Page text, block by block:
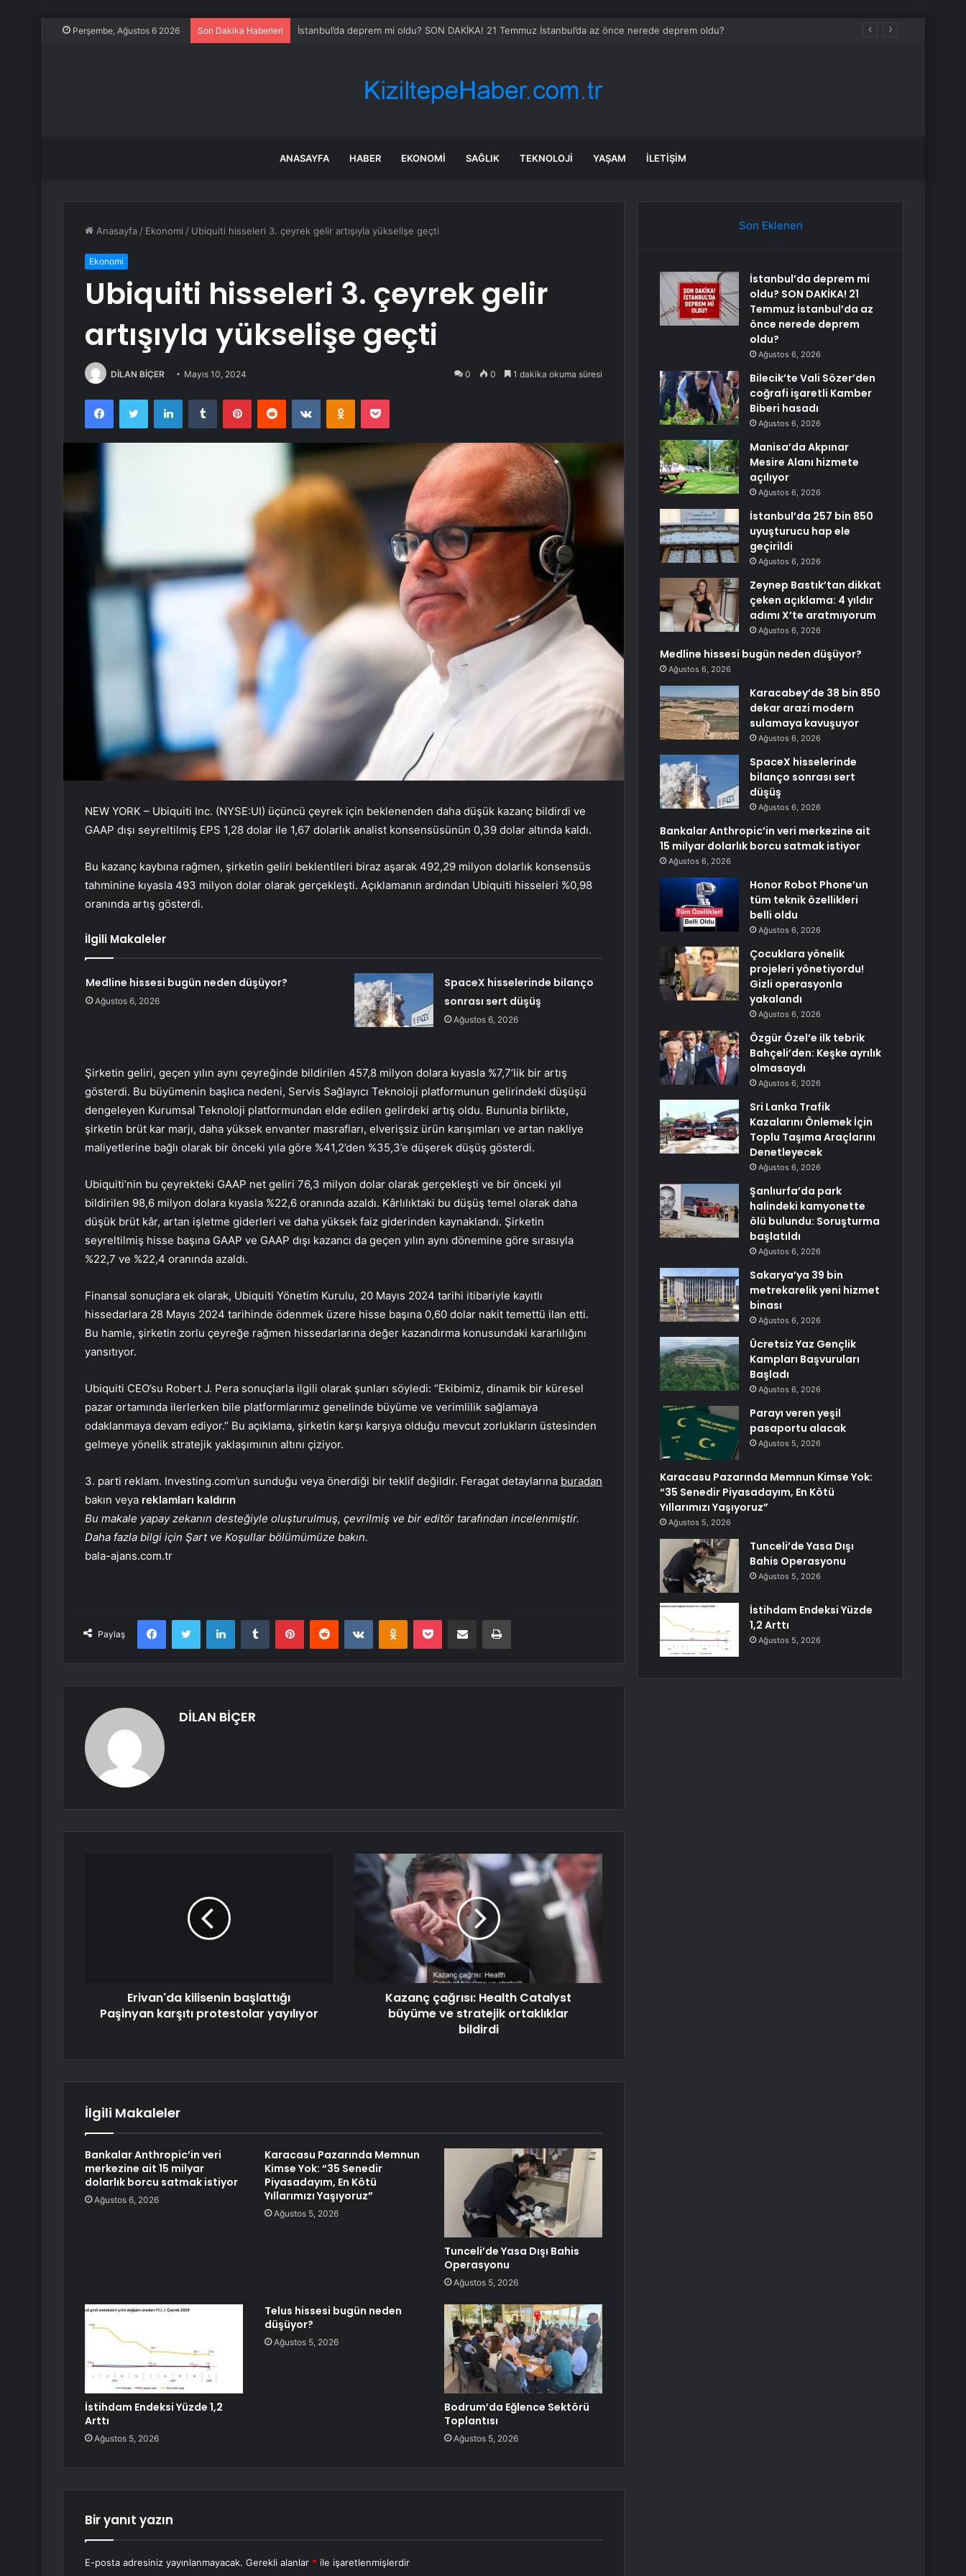
Perşembe, Ağustos 6 2026 Son Dakika Haberleri Bilecik’te Vali Sözer’den coğrafi işaretli Kamber Biberi hasadı
ANASAYFA HABER EKONOMI SAĞLIK TEKNOLOJI YAŞAM İLETIŞIM
Anasayfa / Ekonomi / Ubiquiti hisseleri 3. çeyrek gelir artışıyla yükselişe geçti
Ekonomi
Ubiquiti hisseleri 3. çeyrek gelir
artışıyla yükselişe geçti
DİLAN BİÇER Mayıs 10, 2024 0 0 1 dakika okuma süresi
FacebookTwitter LinkedInTumblr PinterestReddit VKontakteOdnoklassniki
Pocket
NEW YORK – Ubiquiti Inc. (NYSE:UI) üçüncü çeyrek için beklenenden daha düşük kazanç bildirdi ve
GAAP dışı seyreltilmiş EPS 1,28 dolar ile 1,67 dolarlık analist konsensüsünün 0,39 dolar altında kaldı.
Bu kazanç kaybına rağmen, şirketin geliri beklentileri biraz aşarak 492,29 milyon dolarlık konsensüs
tahminine kıyasla 493 milyon dolar olarak gerçekleşti. Açıklamanın ardından Ubiquiti hisseleri %0,98
oranında artış gösterdi.
İlgili Makaleler
Medline hissesi bugün neden düşüyor?
Ağustos 6, 2026
SpaceX hisselerinde bilanço
sonrası sert düşüş
Ağustos 6, 2026
Şirketin geliri, geçen yılın aynı çeyreğinde bildirilen 457,8 milyon dolara kıyasla %7,7’lik bir artış
gösterdi. Bu büyümenin başlıca nedeni, Servis Sağlayıcı Teknoloji platformunun gelirindeki düşüşü
dengeleyen Kurumsal Teknoloji platformundan elde edilen gelirdeki artış oldu. Bununla birlikte,
şirketin brüt kar marjı, daha yüksek envanter masrafları, elverişsiz ürün karışımları ve artan nakliye
maliyetlerine bağlı olarak bir önceki yıla göre %41,2’den %35,3’e düşerek düşüş gösterdi.
Ubiquiti’nin bu çeyrekteki GAAP net geliri 76,3 milyon dolar olarak gerçekleşti ve bir önceki yıl
bildirilen 98,6 milyon dolara kıyasla %22,6 oranında azaldı. Kârlılıktaki bu düşüş temel olarak daha
düşük brüt kâr, artan işletme giderleri ve daha yüksek faiz giderinden kaynaklandı. Şirketin
seyreltilmiş hisse başına GAAP ve GAAP dışı kazancı da geçen yılın aynı dönemine göre sırasıyla
%22,7 ve %22,4 oranında azaldı.
Finansal sonuçlara ek olarak, Ubiquiti Yönetim Kurulu, 20 Mayıs 2024 tarihi itibariyle kayıtlı
hissedarlara 28 Mayıs 2024 tarihinde ödenmek üzere hisse başına 0,60 dolar nakit temettü ilan etti.
Bu hamle, şirketin zorlu çeyreğe rağmen hissedarlarına değer kazandırma konusundaki kararlılığını
yansıtıyor.
Ubiquiti CEO’su Robert J. Pera sonuçlarla ilgili olarak şunları söyledi: “Ekibimiz, dinamik bir küresel
pazar ortamında ilerlerken bile platformlarımız genelinde büyüme ve verimlilik sağlamaya
odaklanmaya devam ediyor.” Bu açıklama, şirketin karşı karşıya olduğu mevcut zorlukların üstesinden
gelmeye yönelik stratejik yaklaşımının altını çiziyor.
3. parti reklam. Investing.com’un sunduğu veya önerdiği bir teklif değildir. Feragat detaylarına buradan
bakın veya reklamları kaldırın
Bu makale yapay zekanın desteğiyle oluşturulmuş, çevrilmiş ve bir editör tarafından incelenmiştir.
Daha fazla bilgi için Şart ve Koşullar bölümümüze bakın.
bala-ajans.com.tr
Paylaş
FacebookTwitter LinkedInTumblr PinterestReddit VKontakteOdnoklassniki
Pocket E-Posta ile paylaş Yazdır
DİLAN BİÇER
Erivan'da kilisenin başlattığı
Paşinyan karşıtı protestolar yayılıyor
Kazanç çağrısı: Health Catalyst
büyüme ve stratejik ortaklıklar
bildirdi
İlgili Makaleler
Bankalar Anthropic’in veri
merkezine ait 15 milyar
dolarlık borcu satmak istiyor
Ağustos 6, 2026
Karacasu Pazarında Memnun
Kimse Yok: “35 Senedir
Piyasadayım, En Kötü
Yıllarımızı Yaşıyoruz”
Ağustos 5, 2026
Tunceli’de Yasa Dışı Bahis
Operasyonu
Ağustos 5, 2026
İstihdam Endeksi Yüzde 1,2
Arttı
Ağustos 5, 2026
Telus hissesi bugün neden
düşüyor?
Ağustos 5, 2026
Bodrum’da Eğlence Sektörü
Toplantısı
Ağustos 5, 2026
Bir yanıt yazın
E-posta adresiniz yayınlanmayacak. Gerekli alanlar * ile işaretlenmişlerdir
Son Eklenen
İstanbul’da deprem mi
oldu? SON DAKİKA! 21
Temmuz İstanbul’da az
önce nerede deprem
oldu?
Ağustos 6, 2026
Bilecik’te Vali Sözer’den
coğrafi işaretli Kamber
Biberi hasadı
Ağustos 6, 2026
Manisa’da Akpınar
Mesire Alanı hizmete
açılıyor
Ağustos 6, 2026
İstanbul’da 257 bin 850
uyuşturucu hap ele
geçirildi
Ağustos 6, 2026
Zeynep Bastık’tan dikkat
çeken açıklama: 4 yıldır
adımı X’te aratmıyorum
Ağustos 6, 2026
Medline hissesi bugün neden düşüyor?
Ağustos 6, 2026
Karacabey’de 38 bin 850
dekar arazi modern
sulamaya kavuşuyor
Ağustos 6, 2026
SpaceX hisselerinde
bilanço sonrası sert
düşüş
Ağustos 6, 2026
Bankalar Anthropic’in veri merkezine ait
15 milyar dolarlık borcu satmak istiyor
Ağustos 6, 2026
Honor Robot Phone’un
tüm teknik özellikleri
belli oldu
Ağustos 6, 2026
Çocuklara yönelik
projeleri yönetiyordu!
Gizli operasyonla
yakalandı
Ağustos 6, 2026
Özgür Özel’e ilk tebrik
Bahçeli’den: Keşke ayrılık
olmasaydı
Ağustos 6, 2026
Sri Lanka Trafik
Kazalarını Önlemek İçin
Toplu Taşıma Araçlarını
Denetleyecek
Ağustos 6, 2026
Şanlıurfa’da park
halindeki kamyonette
ölü bulundu: Soruşturma
başlatıldı
Ağustos 6, 2026
Sakarya’ya 39 bin
metrekarelik yeni hizmet
binası
Ağustos 6, 2026
Ücretsiz Yaz Gençlik
Kampları Başvuruları
Başladı
Ağustos 6, 2026
Parayı veren yeşil
pasaportu alacak
Ağustos 5, 2026
Karacasu Pazarında Memnun Kimse Yok:
“35 Senedir Piyasadayım, En Kötü
Yıllarımızı Yaşıyoruz”
Ağustos 5, 2026
Tunceli’de Yasa Dışı
Bahis Operasyonu
Ağustos 5, 2026
İstihdam Endeksi Yüzde
1,2 Arttı
Ağustos 5, 2026